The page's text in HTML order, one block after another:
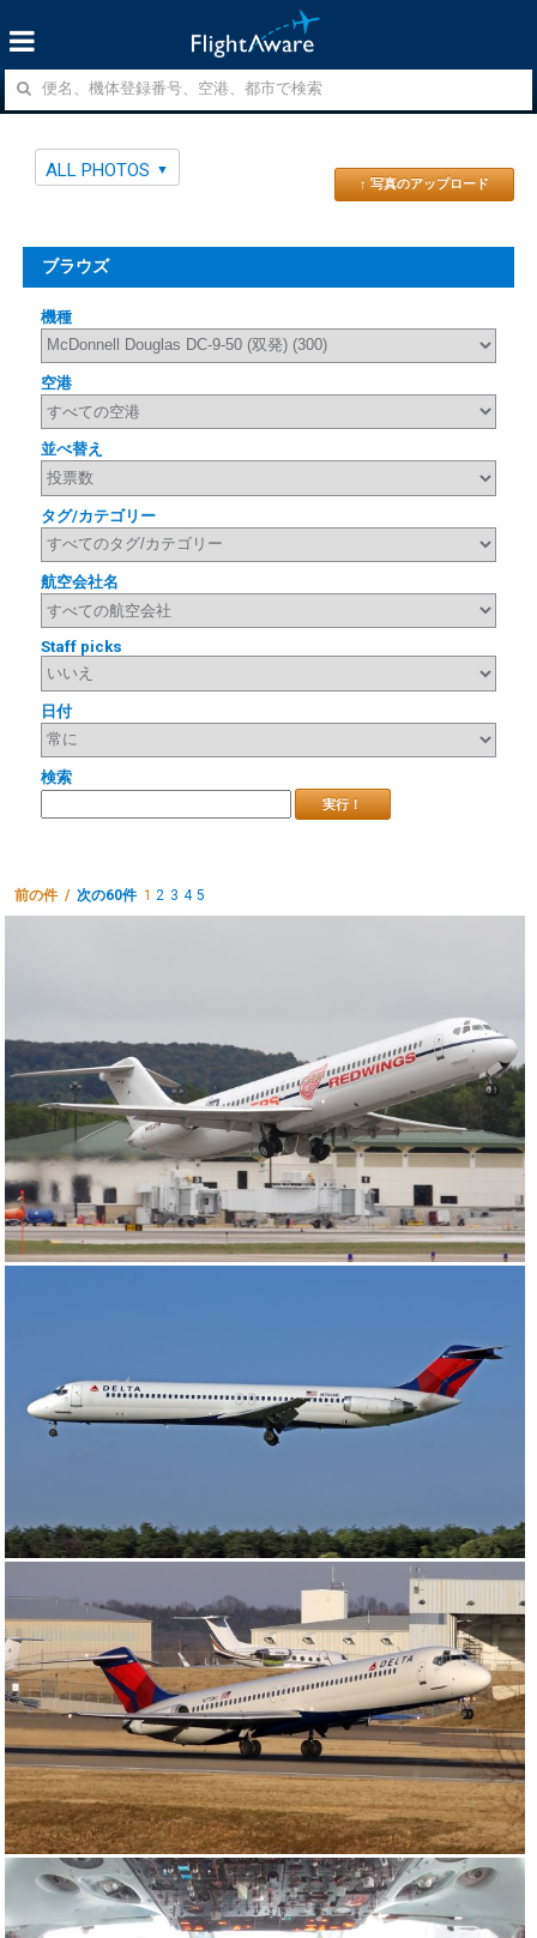
ALL PHOTOS
↑ 写真のアップロード
ブラウズ
機種
空港
並べ替え
タグ/カテゴリー
航空会社名
Staff picks
日付
検索
実行！
前の件 /次の60件1 2 3 4 5